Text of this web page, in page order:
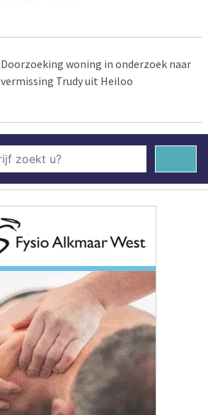
Doorzoeking woning in onderzoek naar
vermissing Trudy uit Heiloo